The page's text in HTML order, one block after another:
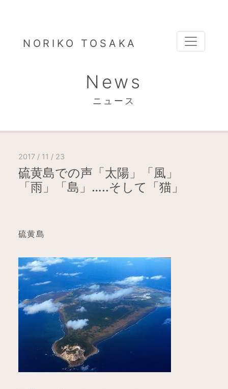
NORIKO TOSAKA
News
ニュース
2017 / 11 / 23
硫黄島での声「太陽」「風」
「雨」「島」…..そして「猫」
硫黄島